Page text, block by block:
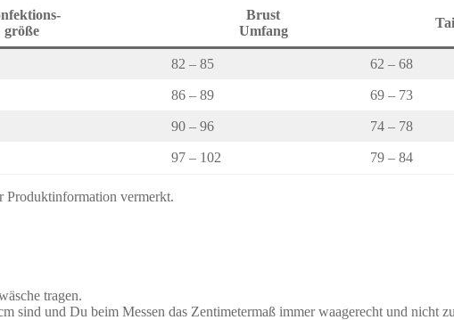
größe
Brust
Umfang
82 – 85 62 – 68
86 – 89 69 – 73
90 – 96 74 – 78
97 – 102 79 – 84
Produktinformation vermerkt.
tragen.
sind und Du beim Messen das Zentimetermaß immer waagerecht und nicht